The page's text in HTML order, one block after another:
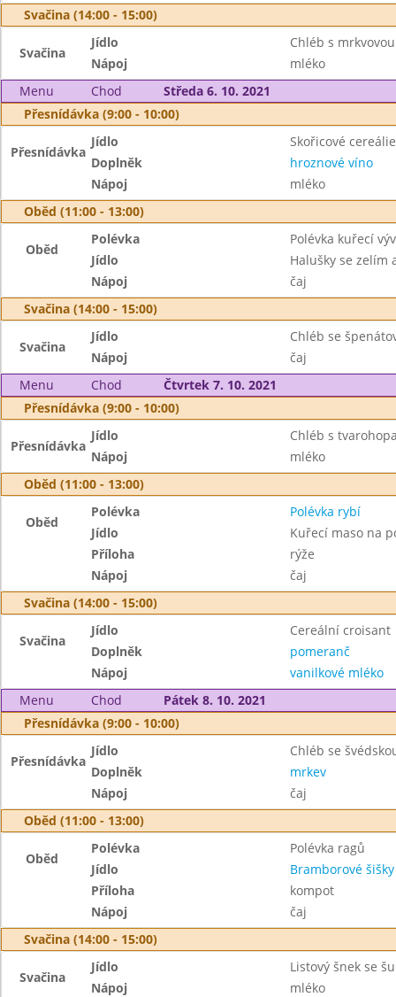
Svačina (14:00 - 15:00)
Svačina
Jídlo
Chléb s
Nápoj
mléko
Menu
Chod
Středa 6. 10. 2021
Přesnídávka (9:00 - 10:00)
Přesnídávka
Jídlo
Skořicové cereálie
Doplněk
hroznové víno
Nápoj
mléko
Oběd (11:00 - 13:00)
Oběd
Polévka
Polévka kuřecí
Jídlo
Halušky se zelím
Nápoj
čaj
Svačina (14:00 - 15:00)
Svačina
Jídlo
Chléb se
Nápoj
čaj
Menu
Chod
Čtvrtek 7. 10. 2021
Přesnídávka (9:00 - 10:00)
Přesnídávka
Jídlo
Chléb s
Nápoj
mléko
Oběd (11:00 - 13:00)
Oběd
Polévka
Polévka rybí
Jídlo
Kuřecí maso na
Příloha
rýže
Nápoj
čaj
Svačina (14:00 - 15:00)
Svačina
Jídlo
Cereální croisant
Doplněk
pomeranč
Nápoj
vanilkové mléko
Menu
Chod
Pátek 8. 10. 2021
Přesnídávka (9:00 - 10:00)
Přesnídávka
Jídlo
Chléb se
Doplněk
mrkev
Nápoj
čaj
Oběd (11:00 - 13:00)
Oběd
Polévka
Polévka ragů
Jídlo
Bramborové
Příloha
kompot
Nápoj
čaj
Svačina (14:00 - 15:00)
Svačina
Jídlo
Listový šnek se
Nápoj
mléko